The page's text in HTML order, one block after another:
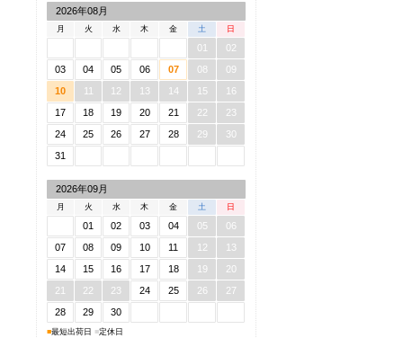
2026年08月
月 火 水 木 金 土 日
01
02
03
04 05 06 07 08
09
10
11 12 13 14 15
16
17
18 19 20 21 22
23
24
25 26 27 28 29
30
31
2026年09月
月 火 水 木 金 土 日
01 02 03 04 05
06
07
08 09 10 11 12
13
14
15 16 17 18 19
20
21
22 23 24 25 26
27
28
29 30
■最短出荷日 ■定休日